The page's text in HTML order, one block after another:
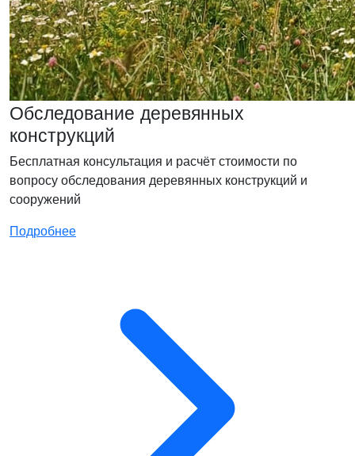
Обследование деревянных
конструкций
Бесплатная консультация и расчёт стоимости по
вопросу обследования деревянных конструкций и
сооружений
Подробнее